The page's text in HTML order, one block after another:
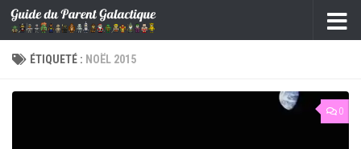
Skip to content
ÉTIQUETÉ : NOËL 2015
0